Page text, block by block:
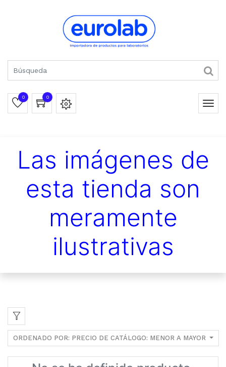
0 0
Las imágenes de
esta tienda son
meramente
ilustrativas
ORDENADO POR: PRECIO DE CATÁLOGO: MENOR A MAYOR